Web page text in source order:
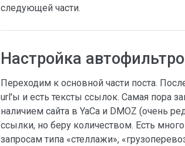
следующей части.
Настройка
Переходим к основной части поста.
url'ы и есть тексты ссылок. Самая пора
наличием сайта в YaCa и DMOZ (очень
ссылки, но беру количеством. Есть
запросам типа «стеллажи»,